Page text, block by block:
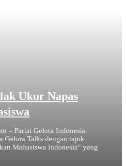
Ukur Napas
– Partai Gelora Indonesia
Gelora Talks dengan tajuk
Mahasiswa Indonesia” yang